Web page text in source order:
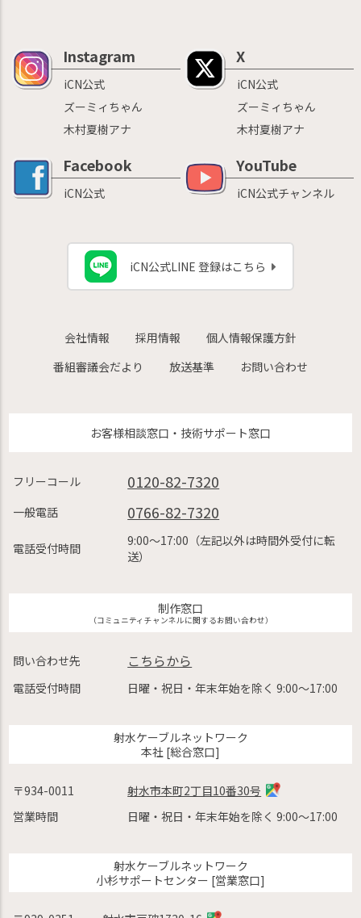
Instagram
iCN公式
ズーミィちゃん
木村夏樹アナ
X
iCN公式
ズーミィちゃん
木村夏樹アナ
Facebook
iCN公式
YouTube
iCN公式チャンネル
iCN公式LINE 登録はこちら
会社情報 採用情報
個人情報保護方針
番組審議会だより
放送基準 お問い合わせ
お客様相談窓口・技術サポート窓口
フリーコール 0120-82-7320
一般電話 0766-82-7320
電話受付時間
9:00〜17:00（左記以外は時間外受付に転
送）
制作窓口
（コミュニティチャンネルに関するお問い合わせ）
問い合わせ先 こちらから
電話受付時間 日曜・祝日・年末年始を除く 9:00〜17:00
射水ケーブルネットワーク
本社 [総合窓口]
〒934-0011
射水市本町2丁目10番30号
営業時間
日曜・祝日・年末年始を除く 9:00〜17:00
射水ケーブルネットワーク
小杉サポートセンター [営業窓口]